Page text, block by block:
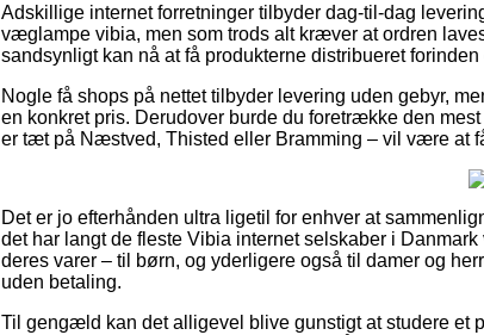
Adskillige internet forretninger tilbyder dag-til-dag
væglampe vibia, men som trods alt kræver at ordren
sandsynligt kan nå at få produkterne distribueret
Nogle få shops på nettet tilbyder levering uden gebyr,
en konkret pris. Derudover burde du foretrække den
er tæt på Næstved, Thisted eller Bramming – vil være at
Det er jo efterhånden ultra ligetil for enhver at
det har langt de fleste Vibia internet selskaber i
deres varer – til børn, og yderligere også til damer og
uden betaling.
Til gengæld kan det alligevel blive gunstigt at studere et